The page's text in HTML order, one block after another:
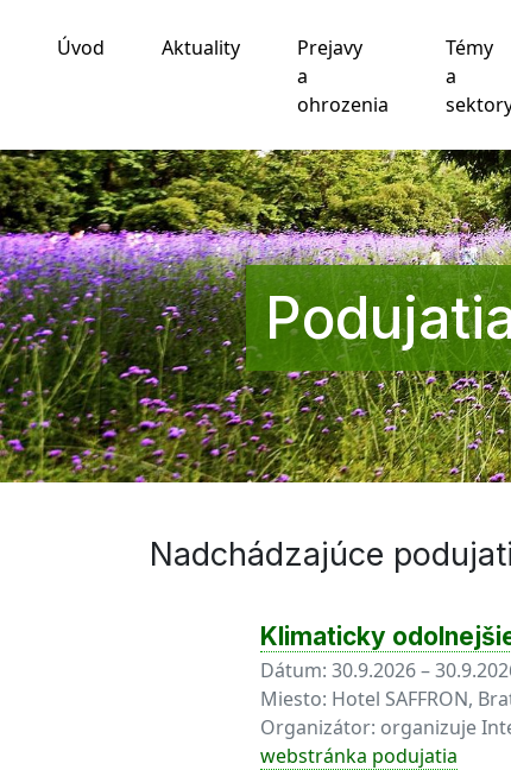
Používame cookies
funkčnosti webovej stránky,pre lepší zážitok na
zobrazovanie reklám ktoré sú pre vás
Súhlasím Odmietam Zmeniť moje
Úvod Aktuality
Prejavy
a
ohrozenia
Témy
a
Nadchádzajúce
Klimaticky
Dátum: 30.9.2026 –
Miesto: Hotel SAFFRON,
Organizátor: organizuje
webstránka podujatia